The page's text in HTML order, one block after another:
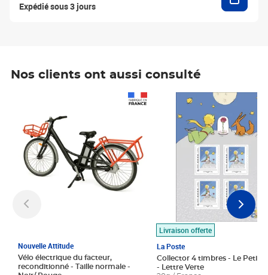
Expédié sous 3 jours
Nos clients ont aussi consulté
Nouvelle Attitude
Vélo électrique du facteur,
reconditionné - Taille normale -
Livraison offerte
La Poste
Collector 4 timbres - Le Petit
- Lettre Verte
Prix 7,50€